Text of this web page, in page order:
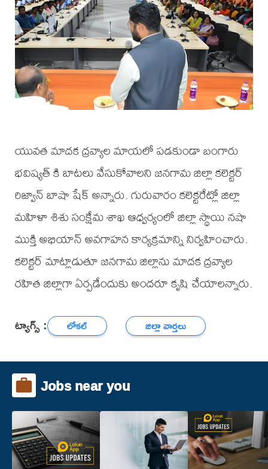
యువత మాదక ద్రవ్యాల మాయలో పడకుండా బంగారు
భవిష్యత్ కి బాటలు వేసుకోవాలని జనగామ జిల్లా కలెక్టర్
రిజ్వాన్ బాషా షేక్ అన్నారు. గురువారం కలెక్టరేట్లో జిల్లా
మహిళా శిశు సంక్షేమ శాఖ ఆధ్వర్యంలో జిల్లా స్థాయి నషా
ముక్తి అభియాన్ అవగాహన కార్యక్రమాన్ని నిర్వహించారు.
కలెక్టర్ మాట్లాడుతూ జనగామ జిల్లాను మాదక ద్రవ్యాల
రహిత జిల్లాగా ఏర్పడేందుకు అందరూ కృషి చేయాలన్నారు.
ట్యాగ్స్ : లోకల్ జిల్లా వార్తలు
Jobs near you